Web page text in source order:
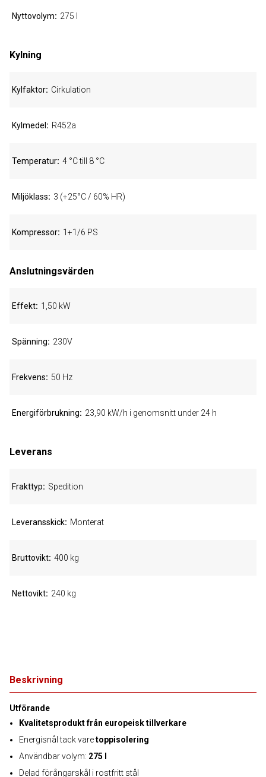
Beskrivning
Utförande
Kvalitetsprodukt från europeisk tillverkare
Energisnål tack varetoppisolering
Användbar volym: 275 l
Delad förångarskål i rostfritt stål
Nyttovolym 275 l
Kylning
Kylfaktor Cirkulation
Kylmedel R452a
Temperatur 4 °C till 8 °C
Miljöklass 3 (+25°C / 60% HR)
Kompressor 1+1/6 PS
Anslutningsvärden
Effekt 1,50 kW
Spänning 230V
Frekvens 50 Hz
Energiförbrukning 23,90 kW/h i genomsnitt under 24 h
Leverans
Frakttyp Spedition
Leveransskick Monterat
Bruttovikt 400 kg
Nettovikt 240 kg